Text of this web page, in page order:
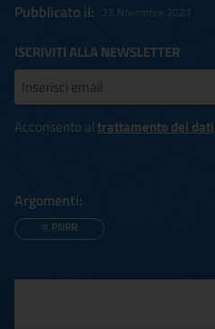
Pubblicato il: 23 Novembre 2021
ISCRIVITI ALLA NEWSLETTER
Inserisci la tua mail
Acconsento altrattamento dei dati
Argomenti:
# PNRR